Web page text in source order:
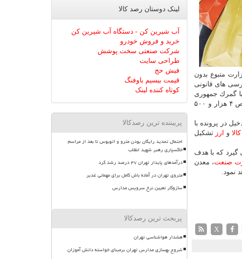
متبوع بدون
های قانونی
گمرك جمهوری
افراد دخیل در پرونده با
كالاو ارز تشكیل
گیرد كه با هدف
صنعت، معدن
نمود.
X
لینک دوستان رصد كالا
آب شیرین کن - دستگاه آب شیرین کن
خرید و فروش خودرو
شرکت صنعتی سخت پوشش
طراحی سایت
فیش حج
قیمت بیسیم باوفنگ
کوتاه کننده لینک
پربیننده ترین رصدکالا
احتمال تمدید رایگان بودن مترو و اتوبوس تا بعد از مراسم
خاکسپاری رهبر شهید انقلاب
درآمدهای پایدار تهران ۴۷ درصد رشد کرد
متروی تهران در آماده باش کامل برای مهمانی غدیر
سازوکار تعیین نرخ سرویس مدارس
پربحث ترین رصدکالا
هشدار هواشناسی تهران
شروع بهسازی مدارس تهران برمبنای خواسته دانش آموزان